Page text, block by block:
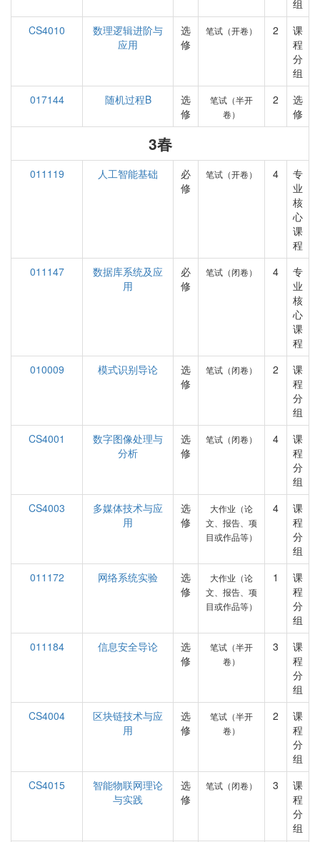
组
CS4010
数理逻辑进阶与
应用
选
修
笔试（开卷） 2
课
程
分
组
017144
随机过程B
选
修
笔试（半开
卷）
2
选
修
3春
011119 人工智能基础
必
修
笔试（开卷） 4
专
业
核
心
课
程
011147
数据库系统及应
用
必
修
笔试（闭卷） 4
专
业
核
心
课
程
010009
模式识别导论
选
修
笔试（闭卷） 2
课
程
分
组
CS4001
数字图像处理与
分析
选
修
笔试（闭卷） 4
课
程
分
组
CS4003
多媒体技术与应
用
选
修
大作业（论
文、报告、项
目或作品等）
4
课
程
分
组
011172
网络系统实验
选
修
大作业（论
文、报告、项
目或作品等）
1
课
程
分
组
011184
信息安全导论
选
修
笔试（半开
卷）
3
课
程
分
组
CS4004
区块链技术与应
用
选
修
笔试（半开
卷）
2
课
程
分
组
CS4015
智能物联网理论
与实践
选
修
笔试（闭卷） 3
课
程
分
组